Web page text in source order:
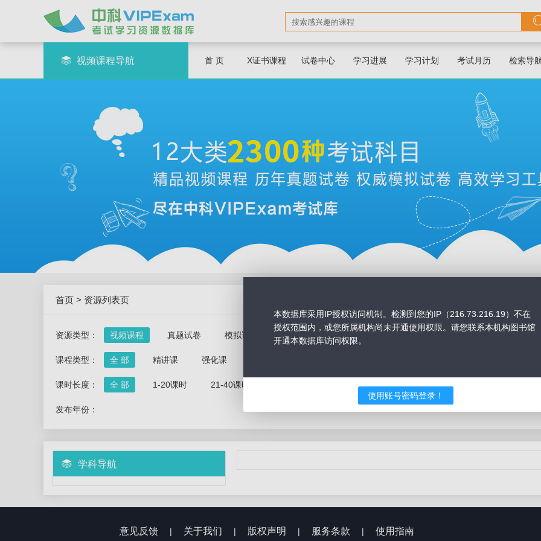
视频课程导航 首 页 X证书课程 试卷中心 学习进展 学习计划 考试月历 检索导
首页 > 资源列表页
资源类型： 视频课程 真题试卷 模拟试卷
课程类型： 全 部 精讲课 强化课
课时长度： 全 部 1-20课时 21-40课时 60课时以上
发布年份：
学科导航
意见反馈 | 关于我们 | 版权声明 | 服务条款 | 使用指南
本数据库采用IP授权访问机制。检测到您的IP（216.73.216.19）不在
授权范围内，或您所属机构尚未开通使用权限。请您联系本机构图书馆
开通本数据库访问权限。
使用账号密码登录！